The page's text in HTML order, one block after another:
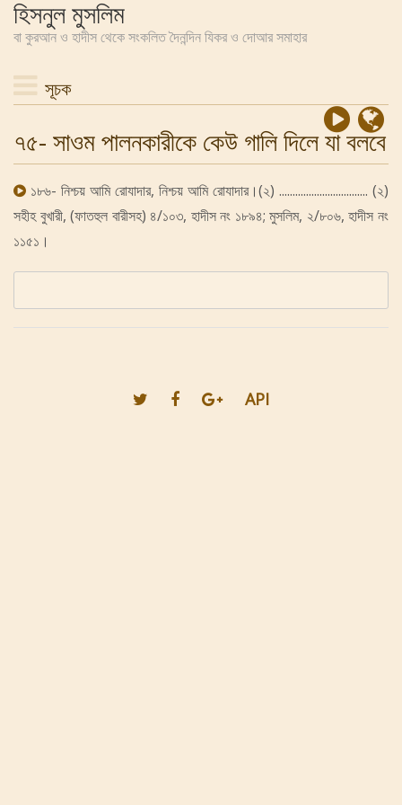
হিসনুল মুসলিম
বা কুরআন ও হাদীস থেকে সংকলিত দৈনন্দিন যিকর ও দোআর সমাহার
সূচক
৭৫- সাওম পালনকারীকে কেউ গালি দিলে যা বলবে
১৮৬- নিশ্চয় আমি রোযাদার, নিশ্চয় আমি রোযাদার।(২) ................................. (২)
সহীহ বুখারী, (ফাতহুল বারীসহ) ৪/১০৩, হাদীস নং ১৮৯৪; মুসলিম, ২/৮০৬, হাদীস নং
১১৫১।
API